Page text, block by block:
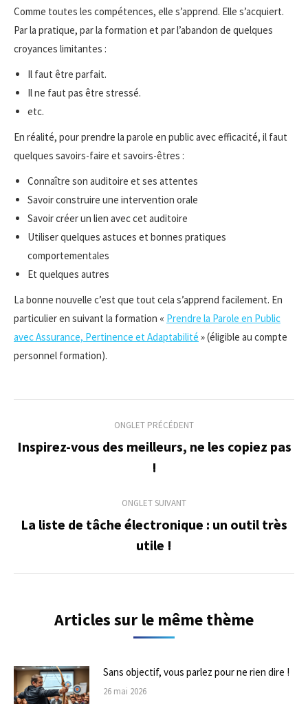
Comme toutes les compétences, elle s’apprend. Elle s’acquiert.
Par la pratique, par la formation et par l’abandon de quelques
croyances limitantes :
Il faut être parfait.
Il ne faut pas être stressé.
etc.
En réalité, pour prendre la parole en public avec efficacité, il faut
quelques savoirs-faire et savoirs-êtres :
Connaître son auditoire et ses attentes
Savoir construire une intervention orale
Savoir créer un lien avec cet auditoire
Utiliser quelques astuces et bonnes pratiques
comportementales
Et quelques autres
La bonne nouvelle c’est que tout cela s’apprend facilement. En
particulier en suivant la formation « Prendre la Parole en Public
avec Assurance, Pertinence et Adaptabilité » (éligible au compte
personnel formation).
de
ONGLET PRÉCÉDENT
Onglet
précédent
Inspirez-vous des meilleurs, ne les copiez pas
!
ONGLET SUIVANT
Onglet
suivant
La liste de tâche électronique : un outil très
utile !
Articles sur le même thème
Sans objectif, vous parlez pour ne rien dire !
26 mai 2026